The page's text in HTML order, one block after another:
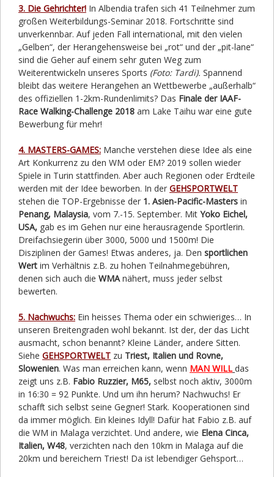
3. Die Gehrichter! In Albendia trafen sich 41 Teilnehmer zum
großen Weiterbildungs-Seminar 2018. Fortschritte sind
unverkennbar. Auf jeden Fall international, mit den vielen
„Gelben“, der Herangehensweise bei „rot“ und der „pit-lane“
sind die Geher auf einem sehr guten Weg zum
Weiterentwickeln unseres Sports (Foto: Tardi). Spannend
bleibt das weitere Herangehen an Wettbewerbe „außerhalb“
des offiziellen 1-2km-Rundenlimits? Das Finale der IAAF-
Race Walking-Challenge 2018 am Lake Taihu war eine gute
Bewerbung für mehr!
4. MASTERS-GAMES: Manche verstehen diese Idee als eine
Art Konkurrenz zu den WM oder EM? 2019 sollen wieder
Spiele in Turin stattfinden. Aber auch Regionen oder Erdteile
werden mit der Idee beworben. In der GEHSPORTWELT
stehen die TOP-Ergebnisse der 1. Asien-Pacific-Masters in
Penang, Malaysia, vom 7.-15. September. Mit Yoko Eichel,
USA, gab es im Gehen nur eine herausragende Sportlerin.
Dreifachsiegerin über 3000, 5000 und 1500m! Die
Disziplinen der Games! Etwas anderes, ja. Den sportlichen
Wert im Verhältnis z.B. zu hohen Teilnahmegebühren,
denen sich auch die WMA nähert, muss jeder selbst
bewerten.
5. Nachwuchs: Ein heisses Thema oder ein schwieriges… In
unseren Breitengraden wohl bekannt. Ist der, der das Licht
ausmacht, schon benannt? Kleine Länder, andere Sitten.
Siehe GEHSPORTWELT zu Triest, Italien und Rovne,
Slowenien. Was man erreichen kann, wenn MAN WILL das
zeigt uns z.B. Fabio Ruzzier, M65, selbst noch aktiv, 3000m
in 16:30 = 92 Punkte. Und um ihn herum? Nachwuchs! Er
schafft sich selbst seine Gegner! Stark. Kooperationen sind
da immer möglich. Ein kleines Idyll! Dafür hat Fabio z.B. auf
die WM in Malaga verzichtet. Und andere, wie Elena Cinca,
Italien, W48, verzichten nach den 10km in Malaga auf die
20km und bereichern Triest! Da ist lebendiger Gehsport…